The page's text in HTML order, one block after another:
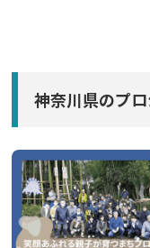
神奈川県のプ